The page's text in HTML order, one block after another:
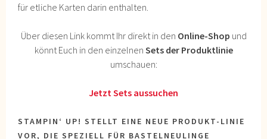
für etliche Karten darin enthalten.
Über diesen Link kommt Ihr direkt in den Online-Shop und
könnt Euch in den einzelnen Sets der Produktlinie
umschauen:
Jetzt Sets aussuchen
STAMPIN‘ UP! STELLT EINE NEUE PRODUKT-LINIE
VOR, DIE SPEZIELL FÜR BASTELNEULINGE